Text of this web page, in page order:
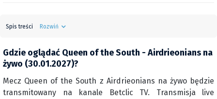
Spis treści Rozwiń
Gdzie oglądać Queen of the South - Airdrieonians na
żywo (30.01.2027)?
Mecz Queen of the South z Airdrieonians na żywo będzie
transmitowany na kanale Betclic TV. Transmisja live